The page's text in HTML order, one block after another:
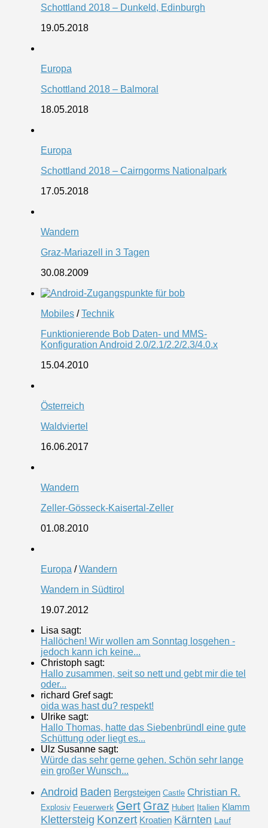
Schottland 2018 – Dunkeld, Edinburgh
19.05.2018
Europa
Schottland 2018 – Balmoral
18.05.2018
Europa
Schottland 2018 – Cairngorms Nationalpark
17.05.2018
Wandern
Graz-Mariazell in 3 Tagen
30.08.2009
Mobiles /Technik
Funktionierende Bob Daten- und MMS-
Konfiguration Android 2.0/2.1/2.2/2.3/4.0.x
15.04.2010
Österreich
Waldviertel
16.06.2017
Wandern
Zeller-Gösseck-Kaisertal-Zeller
01.08.2010
Europa /Wandern
Wandern in Südtirol
19.07.2012
Lisa sagt:
Hallöchen! Wir wollen am Sonntag losgehen -
jedoch kann ich keine...
Christoph sagt:
Hallo zusammen, seit so nett und gebt mir die tel
oder...
richard Gref sagt:
oida was hast du? respekt!
Ulrike sagt:
Hallo Thomas, hatte das Siebenbründl eine gute
Schüttung oder liegt es...
Ulz Susanne sagt:
Würde das sehr gerne gehen. Schön sehr lange
ein großer Wunsch...
Android Baden Bergsteigen Castle Christian R.
Explosiv Feuerwerk Gert Graz Hubert Italien Klamm
Klettersteig Konzert Kroatien Kärnten Lauf